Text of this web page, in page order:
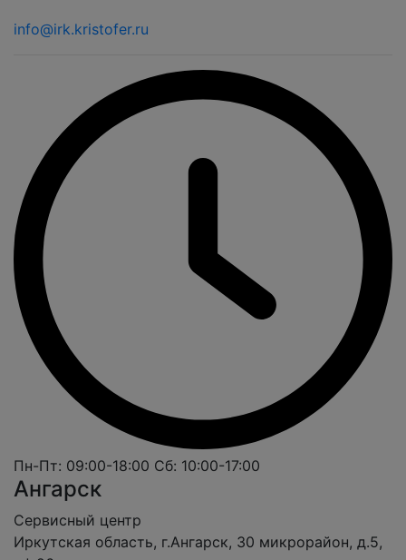
info@irk.kristofer.ru
Пн-Пт: 09:00-18:00 Сб: 10:00-17:00
Ангарск
Cервисный центр
Иркутская область, г.Ангарск, 30 микрорайон, д.5,